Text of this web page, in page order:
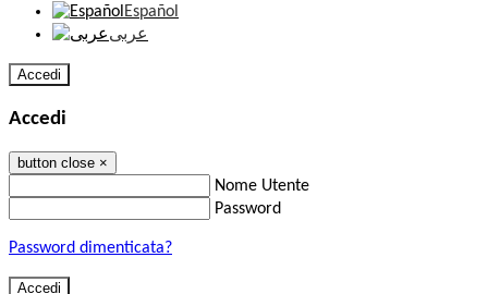
Español
عربى
Accedi
Accedi
button close ×
Nome Utente
Password
Password dimenticata?